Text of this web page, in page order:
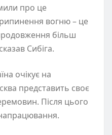
про це
вогню – це
більш
Сибіга.
очікує на
представить своє
Після цього